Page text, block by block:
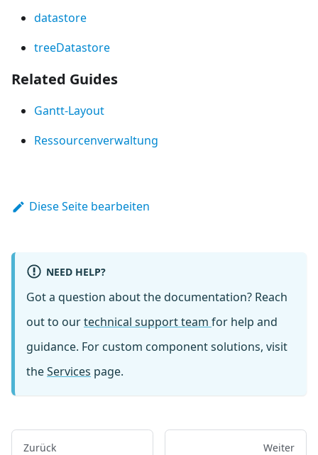
datastore
treeDatastore
Related Guides
Gantt-Layout
Ressourcenverwaltung
Diese Seite bearbeiten
NEED HELP?
Got a question about the documentation? Reach
out to ourtechnical support team for help and
guidance. For custom component solutions, visit
theServices page.
Zurück Weiter